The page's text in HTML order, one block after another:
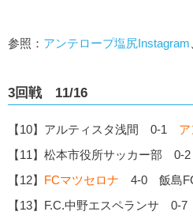
参照： アンテロープ塩尻Instagram
3回戦 11/16
【10】アルティスタ浅間 0-1
【11】松本市役所サッカー部 0-
【12】 FCマツセロナ 4-0 飯島
【13】F.C.中野エスペランサ 0-7